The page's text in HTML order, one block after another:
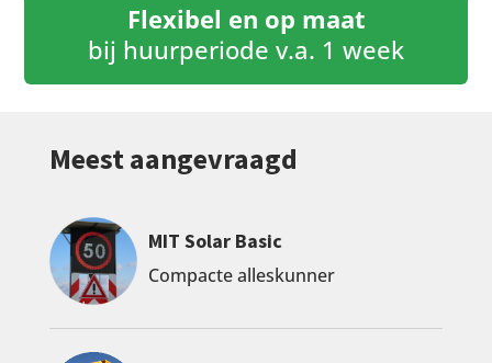
Flexibel en op maat
bij huurperiode v.a. 1 week
Meest aangevraagd
MIT Solar Basic
Compacte alleskunner